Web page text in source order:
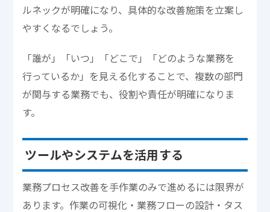
ルネックが明確になり、具体的な改善施策を立案し
やすくなるでしょう。
「誰が」「いつ」「どこで」「どのような業務を
行っているか」を見える化することで、複数の部門
が関与する業務でも、役割や責任が明確になりま
す。
ツールやシステムを活用する
業務プロセス改善を手作業のみで進めるには限界が
あります。作業の可視化・業務フローの設計・タス